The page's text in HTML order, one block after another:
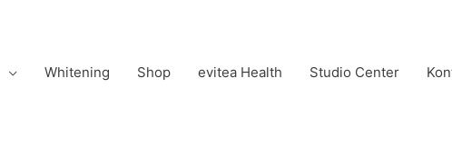
Whitening Shop evitea Health Studio Center